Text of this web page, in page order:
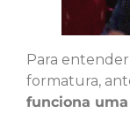
Para
formatura,
funciona uma